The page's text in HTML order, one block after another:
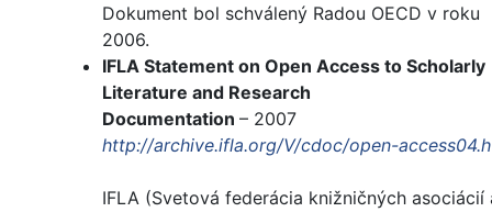
Dokument bol schválený Radou OECD v roku
2006.
IFLA Statement on Open Access to Scholarly
Literature and Research
Documentation – 2007
http://archive.ifla.org/V/cdoc/open-
IFLA (Svetová federácia knižničných asociácií